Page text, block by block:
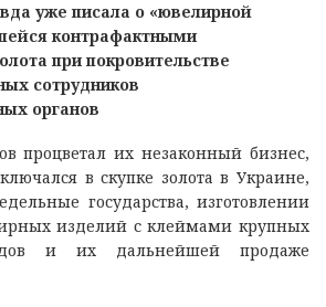
уже писала о «ювелирной
контрафактными
при покровительстве
сотрудников
органов
процветал их незаконный бизнес,
в скупке золота в Украине,
государства, изготовлении
изделий с клеймами крупных
и их дальнейшей продаже